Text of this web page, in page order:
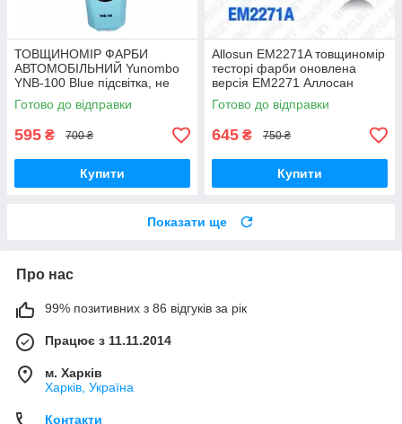
ТОВЩИНОМІР ФАРБИ
АВТОМОБІЛЬНИЙ Yunombo
YNB-100 Blue підсвітка, не
потребує калібрування
Готово до відправки
595 ₴ 700 ₴
Купити
Allosun EM2271A товщиномір
тесторі фарби оновлена
версія ЕМ2271 Аллосан
Готово до відправки
645 ₴ 750 ₴
Купити
Показати ще
Про нас
99% позитивних з 86 відгуків за рік
Працює з 11.11.2014
м. Харків
Харків, Україна
Контакти